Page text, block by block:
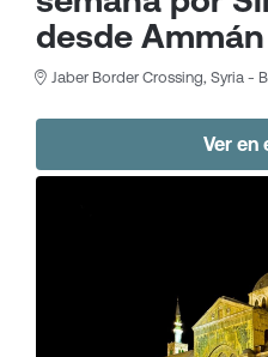
desde Ammán
Jaber Border Crossing, Syria -
Ver en